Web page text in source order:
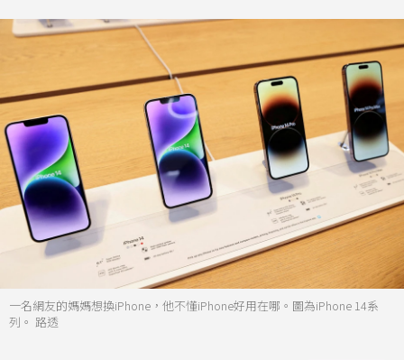
一名網友的媽媽想換iPhone，他不懂iPhone好用在哪。圖為iPhone 14系
列。 路透